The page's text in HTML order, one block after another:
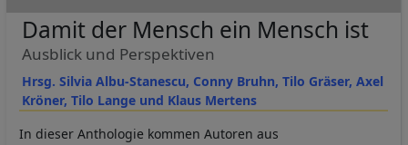
Hrsg. Silvia Albu-Stanescu, Conny Bruhn, Tilo Gräser, Axel
Kröner, Tilo Lange und Klaus Mertens
Damit der Mensch ein Mensch ist
Ausblick und Perspektiven
In dieser Anthologie kommen Autoren aus